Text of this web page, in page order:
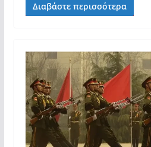
Διαβάστε περισσότερα